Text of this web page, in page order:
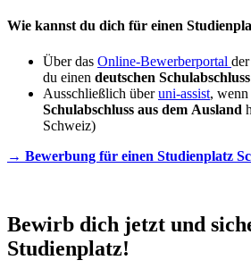
Wie kannst du dich für einen
Über das Online-Bewerberportal
du einen deutschen Schulabschluss
Ausschließlich überuni-assist, wenn
Schulabschluss aus dem Ausland
Schweiz)
→ Bewerbung für einen Studienplatz
Bewirb dich jetzt und
Studienplatz!